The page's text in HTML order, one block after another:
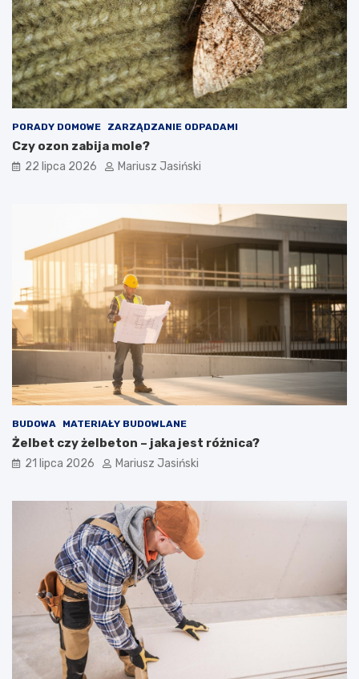
PORADY DOMOWE ZARZĄDZANIE ODPADAMI
Czy ozon zabija mole?
22 lipca 2026 Mariusz Jasiński
BUDOWA MATERIAŁY BUDOWLANE
Żelbet czy żelbeton – jaka jest różnica?
21 lipca 2026 Mariusz Jasiński